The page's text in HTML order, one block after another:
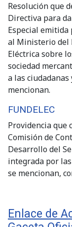
Resolución que
Directiva para
Especial emitida
al Ministerio del
Eléctrica sobre
sociedad
a las
mencionan.
FUNDELEC
Providencia que
Comisión de
Desarrollo del
integrada por
se mencionan,
Enlace de